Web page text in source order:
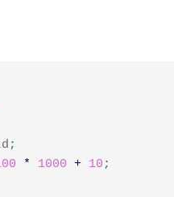
;
* 1000 + 10 ;